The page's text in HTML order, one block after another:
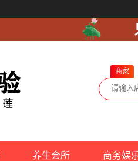
商家
养生会所 商务娱